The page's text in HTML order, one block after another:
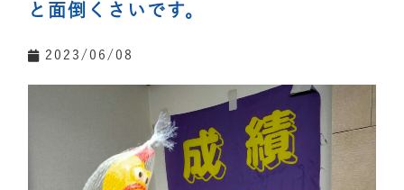
と面倒くさいです。
2023/06/08